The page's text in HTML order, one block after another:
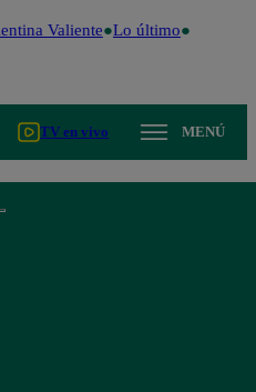
Valiente Lo último Me Caigo
TV en vivo MENÚ